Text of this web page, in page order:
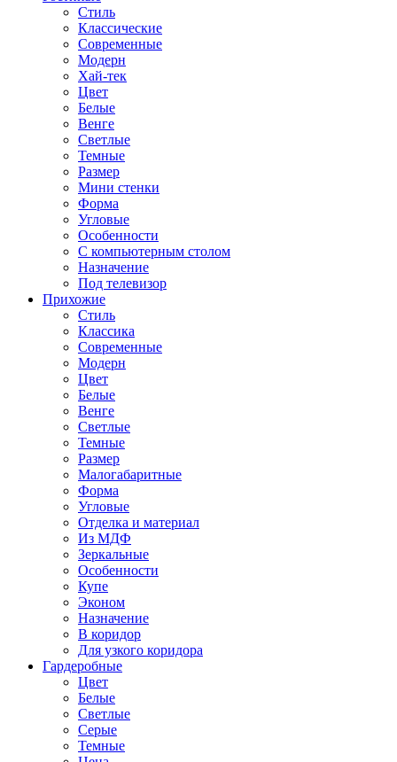
Стиль
Классические
Современные
Модерн
Хай-тек
Цвет
Белые
Венге
Светлые
Темные
Размер
Мини стенки
Форма
Угловые
Особенности
С компьютерным столом
Назначение
Под телевизор
Прихожие
Стиль
Классика
Современные
Модерн
Цвет
Белые
Венге
Светлые
Темные
Размер
Малогабаритные
Форма
Угловые
Отделка и материал
Из МДФ
Зеркальные
Особенности
Купе
Эконом
Назначение
В коридор
Для узкого коридора
Гардеробные
Цвет
Белые
Светлые
Серые
Темные